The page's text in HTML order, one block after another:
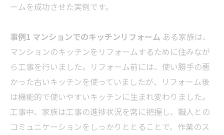
ームを成功させた実例です。
事例1 マンションでのキッチンリフォーム ある家族は、
マンションのキッチンをリフォームするために住みなが
ら工事を行いました。リフォーム前には、使い勝手の悪
かった古いキッチンを使っていましたが、リフォーム後
は機能的で使いやすいキッチンに生まれ変わりました。
工事中、家族は工事の進捗状況を常に把握し、職人との
コミュニケーションをしっかりととることで、作業のス